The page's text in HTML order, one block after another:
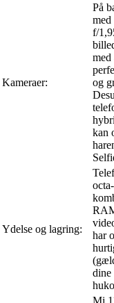
Kameraer:
På
f/
og
kan
Ydelse og lagring:
har
dine
Mi